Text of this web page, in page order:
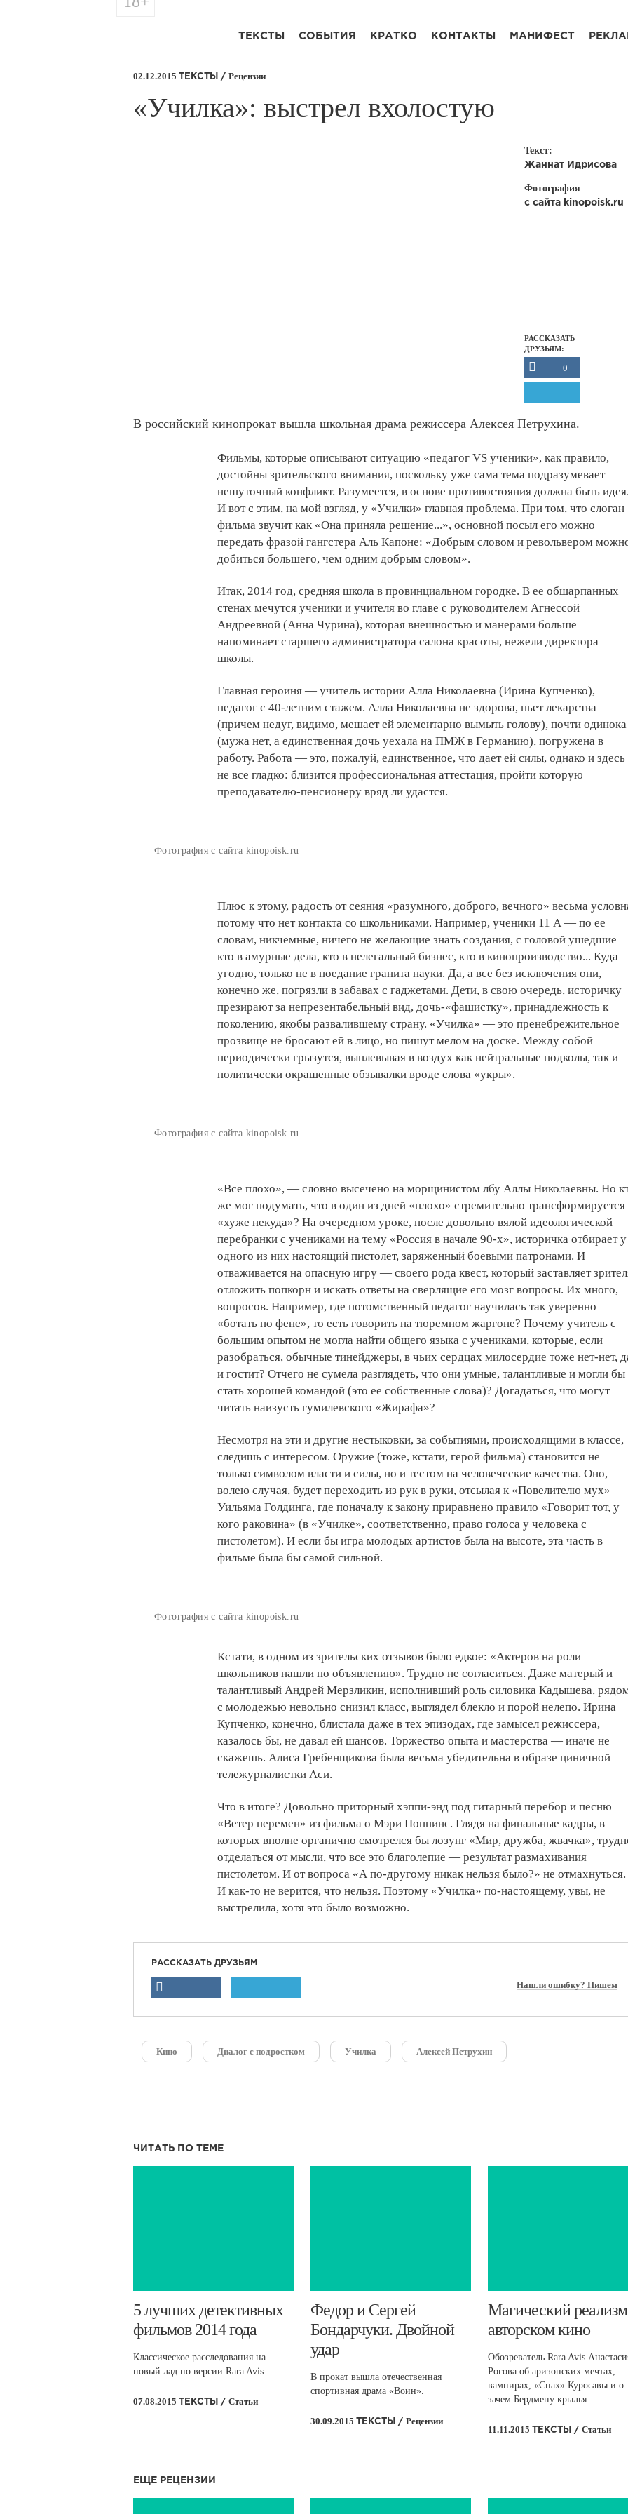
ТЕКСТЫ СОБЫТИЯ КРАТКО КОНТАКТЫ МАНИФЕСТ
02.12.2015 ТЕКСТЫ / Рецензии
​«Училка»: выстрел вхолостую
Текст:
Жаннат Идрисова
Фотография
с сайта kinopoisk.ru
РАССКАЗАТЬ
ДРУЗЬЯМ:
0
В российский кинопрокат вышла школьная драма режиссера Алексея Петрухина.
Фильмы, которые описывают ситуацию «педагог VS ученики», как правило,
достойны зрительского внимания, поскольку уже сама тема подразумевает
нешуточный конфликт. Разумеется, в основе противостояния должна быть
И вот с этим, на мой взгляд, у «Училки» главная проблема. При том, что слоган
фильма звучит как «Она приняла решение...», основной посыл его можно
передать фразой гангстера Аль Капоне: «Добрым словом и револьвером
добиться большего, чем одним добрым словом».
Итак, 2014 год, средняя школа в провинциальном городке. В ее обшарпанных
стенах мечутся ученики и учителя во главе с руководителем Агнессой
Андреевной (Анна Чурина), которая внешностью и манерами больше
напоминает старшего администратора салона красоты, нежели директора
школы.
Главная героиня — учитель истории Алла Николаевна (Ирина Купченко),
педагог с 40-летним стажем. Алла Николаевна не здорова, пьет лекарства
(причем недуг, видимо, мешает ей элементарно вымыть голову), почти одинока
(мужа нет, а единственная дочь уехала на ПМЖ в Германию), погружена в
работу. Работа — это, пожалуй, единственное, что дает ей силы, однако и здесь
не все гладко: близится профессиональная аттестация, пройти которую
преподавателю-пенсионеру вряд ли удастся.
Фотография с сайта kinopoisk.ru
Плюс к этому, радость от сеяния «разумного, доброго, вечного» весьма
потому что нет контакта со школьниками. Например, ученики 11 А — по ее
словам, никчемные, ничего не желающие знать создания, с головой ушедшие
кто в амурные дела, кто в нелегальный бизнес, кто в кинопроизводство... Куда
угодно, только не в поедание гранита науки. Да, а все без исключения они,
конечно же, погрязли в забавах с гаджетами. Дети, в свою очередь, историчку
презирают за непрезентабельный вид, дочь-«фашистку», принадлежность к
поколению, якобы развалившему страну. «Училка» — это пренебрежительное
прозвище не бросают ей в лицо, но пишут мелом на доске. Между собой
периодически грызутся, выплевывая в воздух как нейтральные подколы, так и
политически окрашенные обзывалки вроде слова «укры».
Фотография с сайта kinopoisk.ru
«Все плохо», — словно высечено на морщинистом лбу Аллы Николаевны. Но
же мог подумать, что в один из дней «плохо» стремительно трансформируется
«хуже некуда»? На очередном уроке, после довольно вялой идеологической
перебранки с учениками на тему «Россия в начале 90-х», историчка отбирает у
одного из них настоящий пистолет, заряженный боевыми патронами. И
отваживается на опасную игру — своего рода квест, который заставляет
отложить попкорн и искать ответы на сверлящие его мозг вопросы. Их много,
вопросов. Например, где потомственный педагог научилась так уверенно
«ботать по фене», то есть говорить на тюремном жаргоне? Почему учитель с
большим опытом не могла найти общего языка с учениками, которые, если
разобраться, обычные тинейджеры, в чьих сердцах милосердие тоже нет-нет,
и гостит? Отчего не сумела разглядеть, что они умные, талантливые и могли бы
стать хорошей командой (это ее собственные слова)? Догадаться, что могут
читать наизусть гумилевского «Жирафа»?
Несмотря на эти и другие нестыковки, за событиями, происходящими в классе,
следишь с интересом. Оружие (тоже, кстати, герой фильма) становится не
только символом власти и силы, но и тестом на человеческие качества. Оно,
волею случая, будет переходить из рук в руки, отсылая к «Повелителю мух»
Уильяма Голдинга, где поначалу к закону приравнено правило «Говорит тот, у
кого раковина» (в «Училке», соответственно, право голоса у человека с
пистолетом). И если бы игра молодых артистов была на высоте, эта часть в
фильме была бы самой сильной.
Фотография с сайта kinopoisk.ru
Кстати, в одном из зрительских отзывов было едкое: «Актеров на роли
школьников нашли по объявлению». Трудно не согласиться. Даже матерый и
талантливый Андрей Мерзликин, исполнивший роль силовика Кадышева,
с молодежью невольно снизил класс, выглядел блекло и порой нелепо. Ирина
Купченко, конечно, блистала даже в тех эпизодах, где замысел режиссера,
казалось бы, не давал ей шансов. Торжество опыта и мастерства — иначе не
скажешь. Алиса Гребенщикова была весьма убедительна в образе циничной
тележурналистки Аси.
Что в итоге? Довольно приторный хэппи-энд под гитарный перебор и песню
«Ветер перемен» из фильма о Мэри Поппинс. Глядя на финальные кадры, в
которых вполне органично смотрелся бы лозунг «Мир, дружба, жвачка»,
отделаться от мысли, что все это благолепие — результат размахивания
пистолетом. И от вопроса «А по-другому никак нельзя было?» не отмахнуться.
И как-то не верится, что нельзя. Поэтому «Училка» по-настоящему, увы, не
выстрелила, хотя это было возможно.
РАССКАЗАТЬ ДРУЗЬЯМ
Нашли ошибку? Пишем
Кино Диалог с подростком Училка Алексей Петрухин
ЧИТАТЬ ПО ТЕМЕ
5 лучших детективных
фильмов 2014 года
Классическое расследования на
новый лад по версии Rara Avis.
07.08.2015 ТЕКСТЫ / Статьи
​Федор и Сергей
Бондарчуки. Двойной
удар
В прокат вышла отечественная
спортивная драма «Воин».
30.09.2015 ТЕКСТЫ / Рецензии
​Магический
авторском кино
Обозреватель Rara Avis
Рогова об аризонских мечтах,
вампирах, «Снах» Куросавы и о
зачем Бердмену крылья.
11.11.2015 ТЕКСТЫ / Статьи
ЕЩЕ РЕЦЕНЗИИ